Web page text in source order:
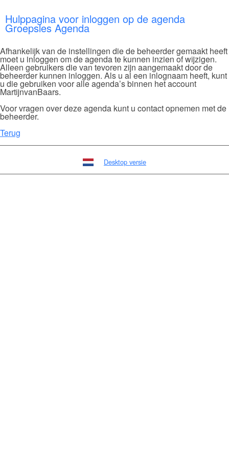
Hulppagina voor inloggen op de agenda
Groepsles Agenda
Afhankelijk van de instellingen die de beheerder gemaakt heeft
moet u inloggen om de agenda te kunnen inzien of wijzigen.
Alleen gebruikers die van tevoren zijn aangemaakt door de
beheerder kunnen inloggen. Als u al een inlognaam heeft, kunt
u die gebruiken voor alle agenda’s binnen het account
MartijnvanBaars.
Voor vragen over deze agenda kunt u contact opnemen met de
beheerder.
Terug
Desktop versie